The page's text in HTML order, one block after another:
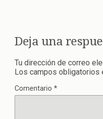
Deja una
Tu dirección de correo
Los campos obligatorios
Comentario *